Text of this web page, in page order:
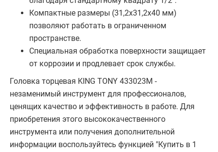
Компактные размеры (31,2х31,2х40 мм)
позволяют работать в ограниченном
пространстве.
Специальная обработка поверхности защищает
от коррозии и продлевает срок службы.
Головка торцевая KING TONY 433023M -
незаменимый инструмент для профессионалов,
ценящих качество и эффективность в работе. Для
приобретения этого высококачественного
инструмента или получения дополнительной
информации воспользуйтесь функцией "Купить в 1